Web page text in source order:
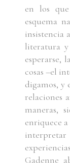
en los
esquema
insistencia
literatura
esperarse,
cosas –el
digamos, y
relaciones
maneras,
enriquece
Gadenne